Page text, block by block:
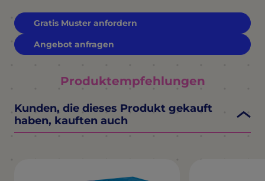
Gratis Muster anfordern
Angebot anfragen
Produktempfehlungen
Kunden, die dieses Produkt gekauft
haben, kauften auch